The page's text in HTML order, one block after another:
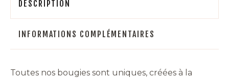
DESCRIPTION
INFORMATIONS COMPLÉMENTAIRES
Toutes nos bougies sont uniques, créées à la